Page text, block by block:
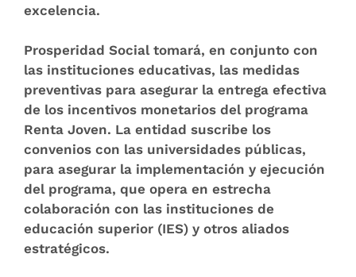
excelencia.
Prosperidad Social tomará, en conjunto con
las instituciones educativas, las medidas
preventivas para asegurar la entrega efectiva
de los incentivos monetarios del programa
Renta Joven. La entidad suscribe los
convenios con las universidades públicas,
para asegurar la implementación y ejecución
del programa, que opera en estrecha
colaboración con las instituciones de
educación superior (IES) y otros aliados
estratégicos.